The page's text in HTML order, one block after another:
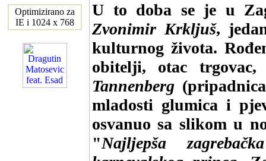
Optimizirano za
IE i 1024 x 768
U to doba se je u
Zvonimir Krkljuš,
kulturnog života.
obitelji, otac
Tannenberg
mladosti glumica i
osvanuo sa slikom u
"Najljepša